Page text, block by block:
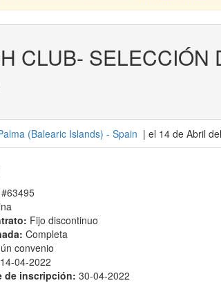
CLUB-
(Balearic Islands) - Spain | el 14 de Abril
#63495
Fijo discontinuo
Completa
convenio
14-04-2022
de inscripción: 30-04-2022